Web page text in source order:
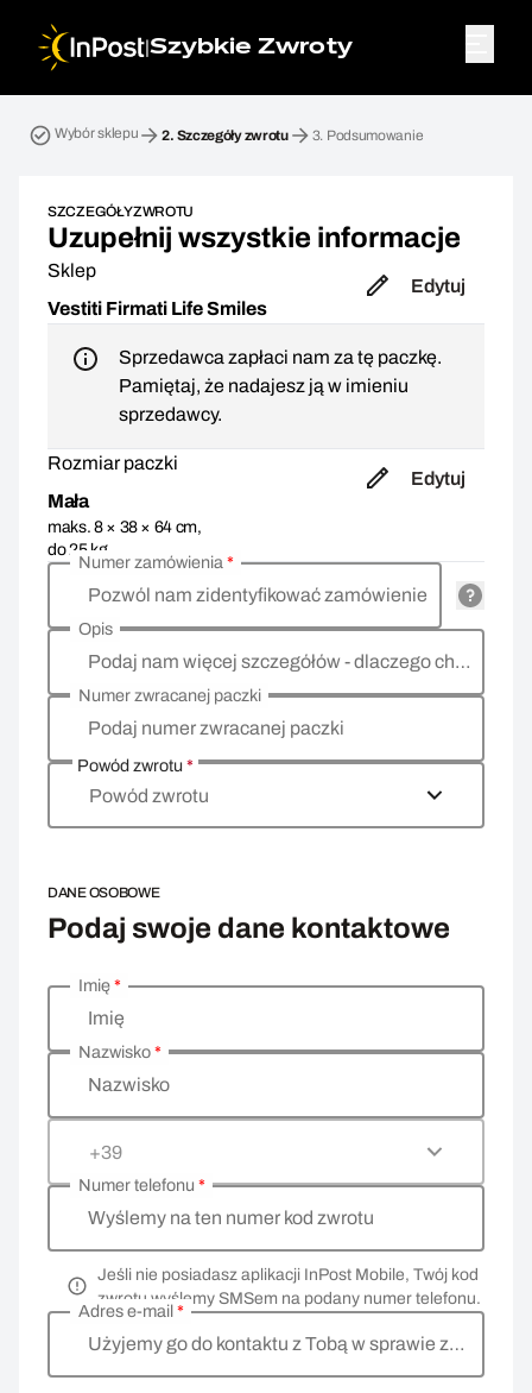
|Szybkie Zwroty
Wybór sklepu 2. Szczegóły zwrotu 3. Podsumowanie
SZCZEGÓŁY ZWROTU
Uzupełnij wszystkie informacje
Sklep
Vestiti Firmati Life Smiles
Edytuj
Sprzedawca zapłaci nam za tę paczkę.
Pamiętaj, że nadajesz ją w imieniu
sprzedawcy.
Rozmiar paczki
Mała
maks. 8 × 38 × 64 cm,
do 25 kg
Edytuj
Pozwól nam zidentyfikować zamówienie
Numer zamówienia*
Podaj nam więcej szczegółów - dlaczego chcesz zwrócić towar, co jest powodem?
Opis
Podaj numer zwracanej paczki
Numer zwracanej paczki
Powód zwrotu*
Powód zwrotu
DANE OSOBOWE
Podaj swoje dane kontaktowe
Wprowadź swoje dane osobowe
Imię
Imię*
Nazwisko
Nazwisko*
+39
Wyślemy na ten numer kod zwrotu
Numer telefonu *
Jeśli nie posiadasz aplikacji InPost Mobile, Twój kod
zwrotu wyślemy SMSem na podany numer telefonu.
Użyjemy go do kontaktu z Tobą w sprawie zwrotu
Adres e-mail *